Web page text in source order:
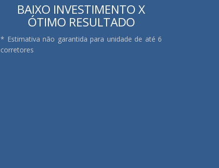
BAIXO INVESTIMENTO X
ÓTIMO RESULTADO
* Estimativa não garantida para unidade de até 6
corretores